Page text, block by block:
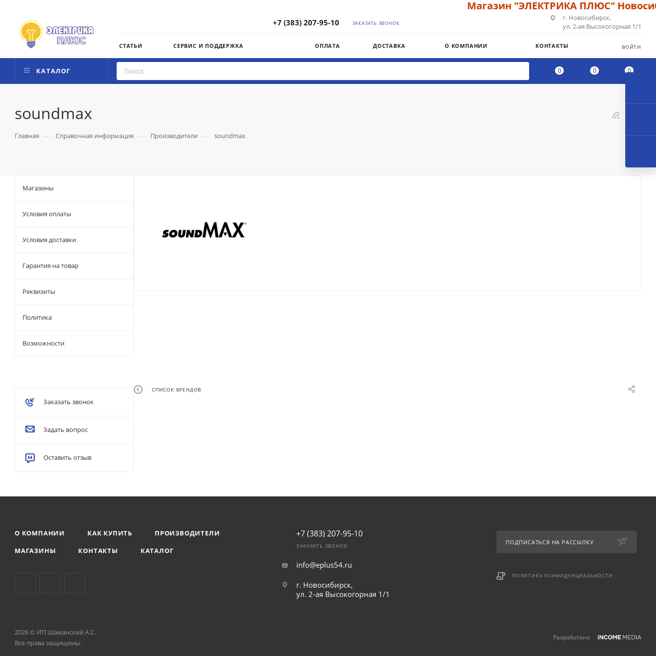
Магазин "ЭЛЕКТРИКА ПЛЮС"
+7 (383) 207-95-10 ЗАКАЗАТЬ ЗВОНОК
г. Новосибирск,
ул. 2-ая Высокогорная 1/1
СТАТЬИ СЕРВИС И ПОДДЕРЖКА ОПЛАТА ДОСТАВКА О КОМПАНИИ КОНТАКТЫ ВОЙТИ
КАТАЛОГ 0 0 0
soundmax
Главная — Справочная информация — Производители — soundmax
СПИСОК БРЕНДОВ
Магазины
Условия оплаты
Условия доставки
Гарантия на товар
Реквизиты
Политика
Возможности
Заказать звонок
Задать вопрос
Оставить отзыв
О КОМПАНИИ КАК КУПИТЬ
ПРОИЗВОДИТЕЛИ
МАГАЗИНЫ
КОНТАКТЫ КАТАЛОГ
+7 (383) 207-95-10
ЗАКАЗАТЬ ЗВОНОК
info@eplus54.ru
г. Новосибирск,
ул. 2-ая Высокогорная 1/1
ПОДПИСАТЬСЯ НА РАССЫЛКУ
ПОЛИТИКА КОНФИДЕНЦИАЛЬНОСТИ
2026 © ИП Шаманский А.С.
Все права защищены.
Разработано